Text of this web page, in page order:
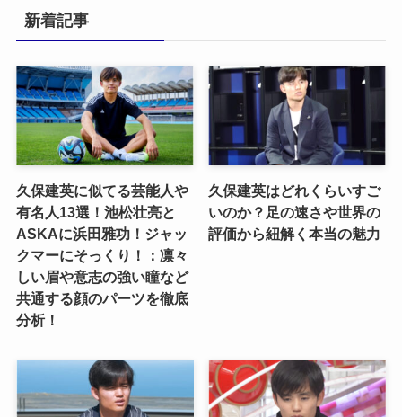
新着記事
久保建英に似てる芸能人や
有名人13選！池松壮亮と
ASKAに浜田雅功！ジャッ
クマーにそっくり！：凛々
しい眉や意志の強い瞳など
共通する顔のパーツを徹底
分析！
久保建英はどれくらいすご
いのか？足の速さや世界の
評価から紐解く本当の魅力